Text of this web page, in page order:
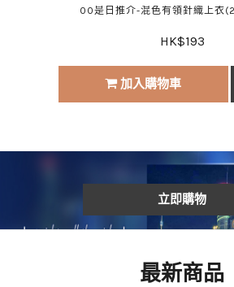
00是日推介-混色有領針織上衣
HK$193
加入購物車
立即購物
最新商品